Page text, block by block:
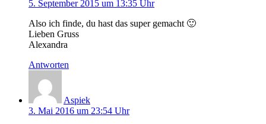
5. September 2015 um 13:35 Uhr
Also ich finde, du hast das super gemacht 🙂
Lieben Gruss
Alexandra
Antworten
Aspiek
3. Mai 2016 um 23:54 Uhr